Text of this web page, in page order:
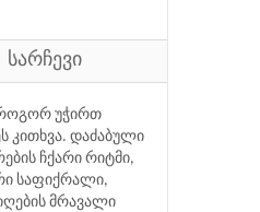
სარჩევი
როგორ უჭირთ
კითხვა. დაძაბული
ჩქარი რიტმი,
საფიქრალი,
მრავალი